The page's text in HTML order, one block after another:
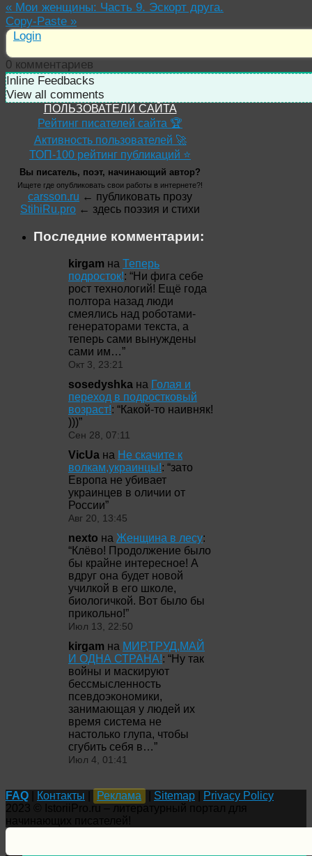
« Мои женщины: Часть 9. Эскорт друга.
Copy-Paste »
Login
0 комментариев
Inline Feedbacks
View all comments
ПОЛЬЗОВАТЕЛИ САЙТА
Рейтинг писателей сайта 🏆
Активность пользователей 🚀
ТОП-100 рейтинг публикаций ⭐
Вы писатель, поэт, начинающий автор?
Ищете где опубликовать свои работы в интернете?!
carsson.ru ← публиковать прозу
StihiRu.pro ← здесь поэзия и стихи
Последние комментарии:
kirgam на Теперь
подросток!: “Ни фига себе
рост технологий! Ещё года
полтора назад люди
смеялись над роботами-
генераторами текста, а
теперь сами вынуждены
сами им…”
Окт 3, 23:21
sosedyshka на Голая и
переход в подростковый
возраст!: “Какой-то наивняк!
)))”
Сен 28, 07:11
VicUa на Не скачите к
волкам,украинцы!: “зато
Европа не убивает
украинцев в оличии от
России”
Авг 20, 13:45
nexto на Женщина в лесу:
“Клёво! Продолжение было
бы крайне интересное! А
вдруг она будет новой
училкой в его школе,
биологичкой. Вот было бы
прикольно!”
Июл 13, 22:50
kirgam на МИР,ТРУД,МАЙ
И ОДНА СТРАНА!: “Ну так
войны и маскируют
бессмысленность
псевдоэкономики,
занимающая у людей их
время система не
настолько глупа, чтобы
сгубить себя в…”
Июл 4, 01:41
FAQ Контакты Реклама Sitemap
Privacy Policy